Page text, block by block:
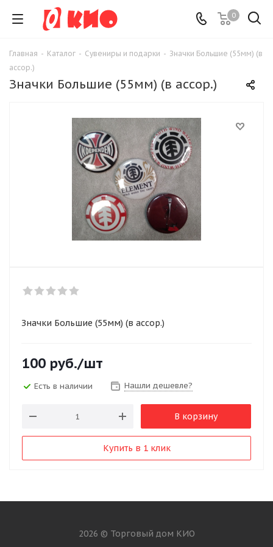
0
Главная - Каталог - Сувениры и подарки - Значки Большие (55мм) (в
ассор.)
Значки Большие (55мм) (в ассор.)
Значки Большие (55мм) (в ассор.)
100 руб./шт
Есть в наличии Нашли дешевле?
В корзину
Купить в 1 клик
2026 © Торговый дом КИО